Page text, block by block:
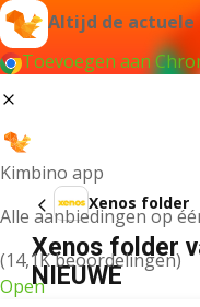
Altijd de actuele
Toevoegen aan
Kimbino app
Alle aanbiedingen op
(14,1K beoordelingen)
Open
Xenos folder
Xenos folder
NIEUWE